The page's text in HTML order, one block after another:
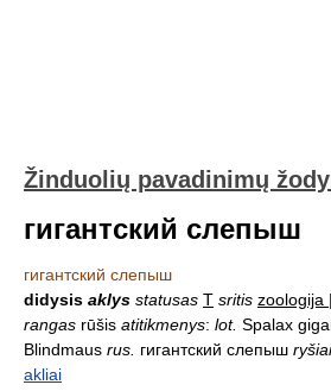
Žinduolių pavadinimų
гигантский слепыш
гигантский слепыш
didysis aklys statusas T sritis zoologija
rangas rūšis atitikmenys: lot. Spalax
Blindmaus rus. гигантский слепыш ryšiai
akliai